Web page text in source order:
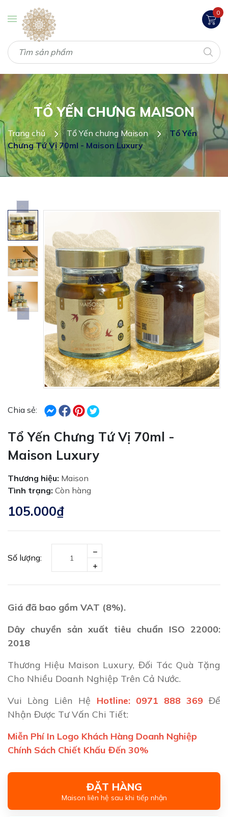
0
TỔ YẾN CHƯNG MAISON
Trang chủ Tổ Yến chưng Maison
Tổ Yến
Chưng Tứ Vị 70ml - Maison Luxury
Chia sẻ:
Tổ Yến Chưng Tứ Vị 70ml -
Maison Luxury
Thương hiệu: Maison
Tình trạng: Còn hàng
105.000₫
Số lượng:
Giá đã bao gồm VAT (8%).
Dây chuyền sản xuất tiêu chuẩn ISO 22000:
2018
Thương Hiệu Maison Luxury, Đối Tác Quà Tặng
Cho Nhiều Doanh Nghiệp Trên Cả Nước.
Vui Lòng Liên Hệ Hotline: 0971 888 369Để
Nhận Được Tư Vấn Chi Tiết:
Miễn Phí In Logo Khách Hàng Doanh Nghiệp
Chính Sách Chiết Khấu Đến 30%
ĐẶT HÀNG
Maison liên hệ sau khi tiếp nhận